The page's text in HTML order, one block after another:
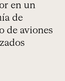
en un
de
de aviones